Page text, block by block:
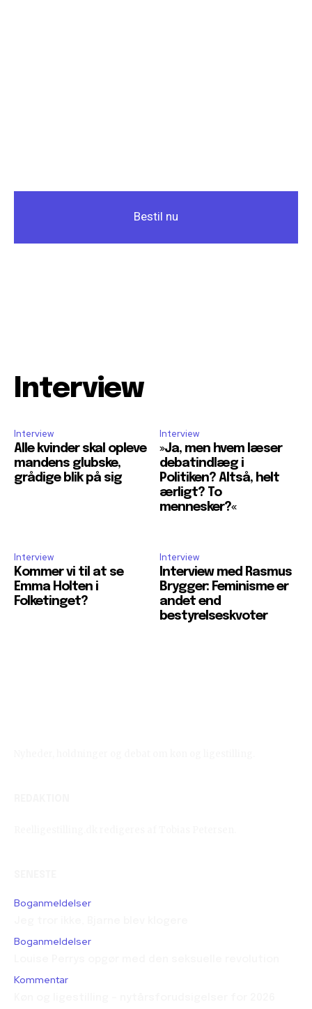
Bestil nu
Interview
Interview
Alle kvinder skal opleve
mandens glubske,
grådige blik på sig
Interview
»Ja, men hvem læser
debatindlæg i
Politiken? Altså, helt
ærligt? To
mennesker?«
Interview
Kommer vi til at se
Emma Holten i
Folketinget?
Interview
Interview med Rasmus
Brygger: Feminisme er
andet end
bestyrelseskvoter
Boganmeldelser
Boganmeldelser
Kommentar